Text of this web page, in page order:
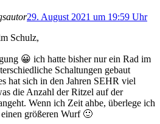
29. August 2021 um 19:59 Uhr
Schulz,
😀 ich hatte bisher nur ein Rad im
Schaltungen gebaut
hat sich in den Jahren SEHR viel
die Anzahl der Ritzel auf der
Wenn ich Zeit ahbe, überlege ich
größeren Wurf 🙂